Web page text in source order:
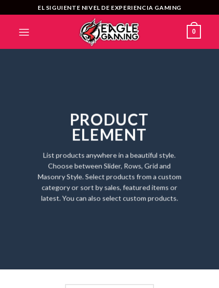
al
contenido
EL SIGUIENTE NIVEL DE EXPERIENCIA GAMING
0
PRODUCT
ELEMENT
List products anywhere in a beautiful style.
Choose between Slider, Rows, Grid and
Masonry Style. Select products from a custom
category or sort by sales, featured items or
latest. You can also select custom products.